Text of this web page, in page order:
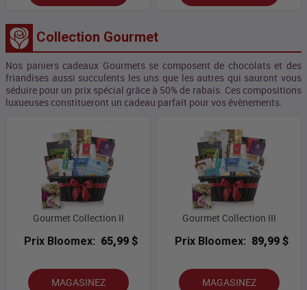
Collection Gourmet
Nos paniers cadeaux Gourmets se composent de chocolats et des
friandises aussi succulents les uns que les autres qui sauront vous
séduire pour un prix spécial grâce à 50% de rabais. Ces compositions
luxueuses constitueront un cadeau parfait pour vos évènements.
Gourmet Collection II
Prix Bloomex: 65,99 $
MAGASINEZ
Gourmet Collection III
Prix Bloomex: 89,99 $
MAGASINEZ